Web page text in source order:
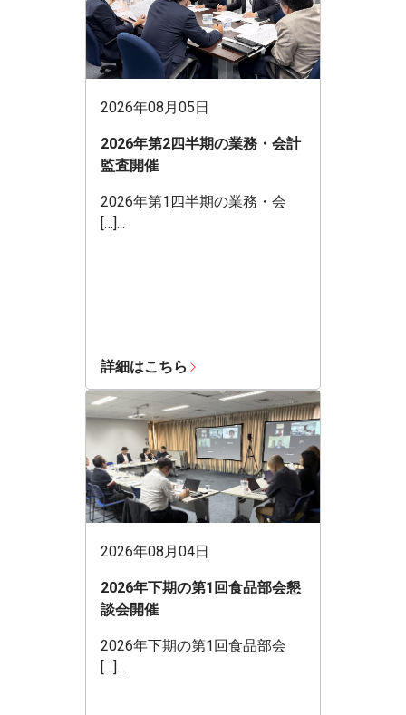
2026年08月05日
2026年第2四半期の業務・会計
監査開催
2026年第1四半期の業務・会
[…]...
詳細はこちら
2026年08月04日
2026年下期の第1回食品部会懇
談会開催
2026年下期の第1回食品部会
[…]...